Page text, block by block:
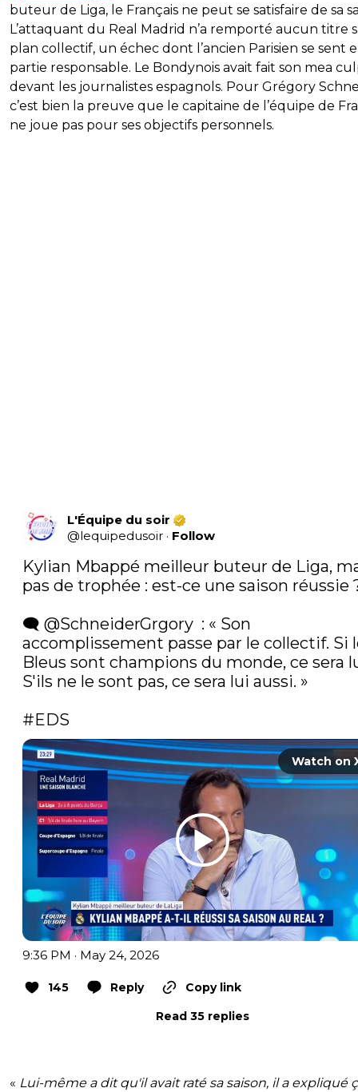
buteur de Liga, le Français ne peut se satisfaire de sa
L’attaquant du Real Madrid n’a remporté aucun titre
plan collectif, un échec dont l’ancien Parisien se sent
partie responsable. Le Bondynois avait fait son mea
devant les journalistes espagnols. Pour Grégory
c’est bien la preuve que le capitaine de l’équipe de
ne joue pas pour ses objectifs personnels.
L'Équipe du soir
@lequipedusoir · Follow
Kylian Mbappé meilleur buteur de Liga,
pas de trophée : est-ce une saison réussie
🗨️ @SchneiderGrgory
  : « Son
accomplissement passe par le collectif. Si
Bleus sont champions du monde, ce sera
S'ils ne le sont pas, ce sera lui aussi. »
#EDS
Watch on
9:36 PM · May 24, 2026
145 Reply
Copy link
Read 35 replies
« Lui-même a dit qu'il avait raté sa saison, il a expliqué